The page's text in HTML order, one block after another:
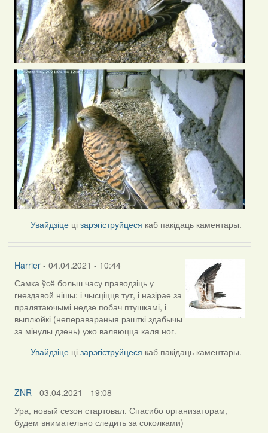
Увайдзіце цізарэгіструйцеся каб пакідаць каментары.
Harrier- 04.04.2021 - 10:44
Самка ўсё больш часу праводзіць у
гнездавой нішы: і чысціццв тут, і назірае за
пралятаючымі недзе побач птушкамі, і
выплюйкі (неперавараныя рэшткі здабычы
за мінулы дзень) ужо валяюцца каля ног.
Увайдзіце цізарэгіструйцеся каб пакідаць каментары.
ZNR - 03.04.2021 - 19:08
Ура, новый сезон стартовал. Спасибо организаторам,
будем внимательно следить за соколками)